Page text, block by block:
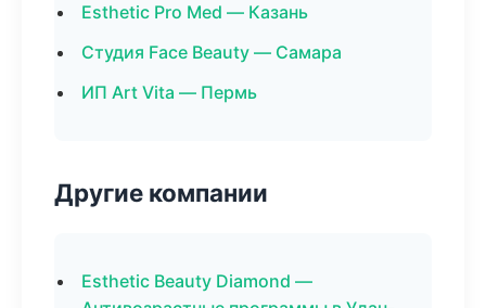
Esthetic Pro Med — Казань
Студия Face Beauty — Самара
ИП Art Vita — Пермь
Другие компании
Esthetic Beauty Diamond —